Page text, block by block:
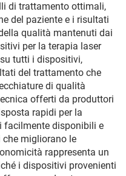
di trattamento ottimali,
del paziente e i risultati
qualità mantenuti dai
per la terapia laser
tutti i dispositivi,
del trattamento che
di qualità
offerti da produttori
rapidi per la
facilmente disponibili e
migliorano le
rappresenta un
i dispositivi provenienti